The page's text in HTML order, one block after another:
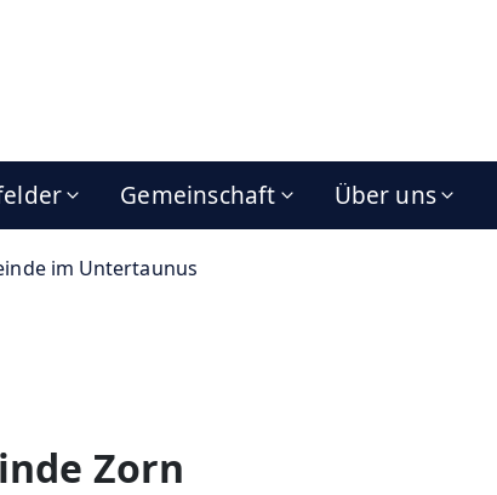
Gemeinschaft Über uns
im Untertaunus
Zorn